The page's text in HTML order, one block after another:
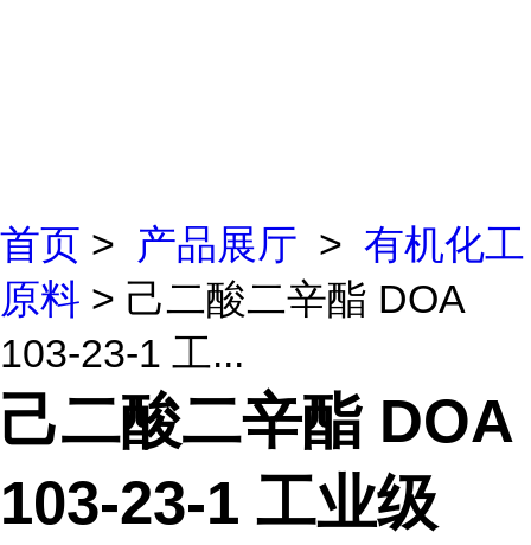
首页 > 产品展厅 > 有机化工
原料 > 己二酸二辛酯 DOA
103-23-1 工...
己二酸二辛酯 DOA
103-23-1 工业级